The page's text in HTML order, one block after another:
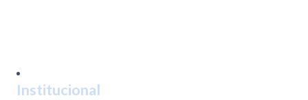
Institucional